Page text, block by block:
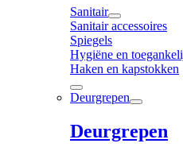
Sanitair
Sanitair accessoires
Spiegels
Hygiëne en
Haken en kapstokken
Deurgrepen
Deurgrepen